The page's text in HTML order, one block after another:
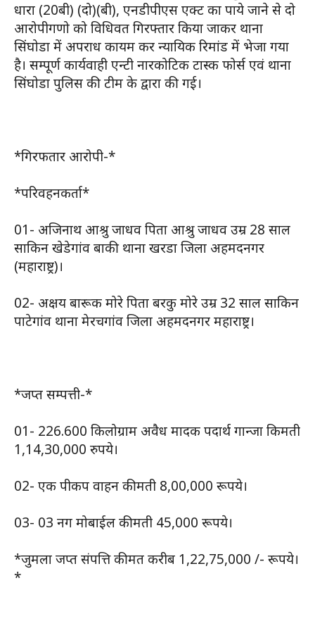
धारा (20बी) (दो)(बी), एनडीपीएस एक्ट का पाये जाने से दो
आरोपीगणो को विधिवत गिरफ्तार किया जाकर थाना
सिंघोडा में अपराध कायम कर न्यायिक रिमांड में भेजा गया
है। सम्पूर्ण कार्यवाही एन्टी नारकोटिक टास्क फोर्स एवं थाना
सिंघोडा पुलिस की टीम के द्वारा की गई।
*गिरफतार आरोपी-*
*परिवहनकर्ता*
01- अजिनाथ आश्रु जाधव पिता आश्रु जाधव उम्र 28 साल
साकिन खेडेगांव बाकी थाना खरडा जिला अहमदनगर
(महाराष्ट्र)।
02- अक्षय बारूक मोरे पिता बरकु मोरे उम्र 32 साल साकिन
पाटेगांव थाना मेरचगांव जिला अहमदनगर महाराष्ट्र।
*जप्त सम्पत्ती-*
01- 226.600 किलोग्राम अवैध मादक पदार्थ गान्जा किमती
1,14,30,000 रुपये।
02- एक पीकप वाहन कीमती 8,00,000 रूपये।
03- 03 नग मोबाईल कीमती 45,000 रूपये।
*जुमला जप्त संपत्ति कीमत करीब 1,22,75,000 /- रूपये।
*